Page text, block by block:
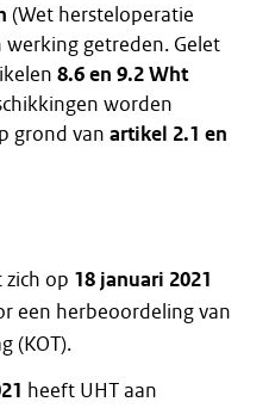
(Wet hersteloperatie
getreden. Gelet
8.6 en 9.2 Wht
worden
grond van artikel 2.1 en
op 18 januari 2021
een herbeoordeling van
(KOT).
heeft UHT aan